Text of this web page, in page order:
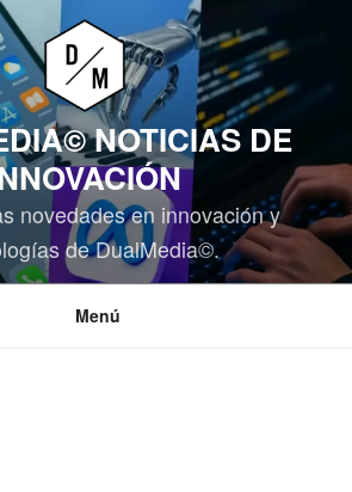
NOTICIAS DE
novedades en innovación y
de DualMedia©.
Menú